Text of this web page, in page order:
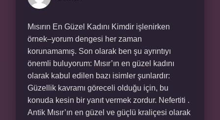
Mısırın En Güzel Kadını Kimdir işlenirken
örnek–yorum dengesi her zaman
korunamamış. Son olarak ben şu ayrıntıyı
önemli buluyorum: Mısır’ın en güzel kadını
olarak kabul edilen bazı isimler şunlardır:
Güzellik kavramı göreceli olduğu için, bu
konuda kesin bir yanıt vermek zordur. Nefertiti .
Antik Mısır’ın en güzel ve güçlü kraliçesi olarak